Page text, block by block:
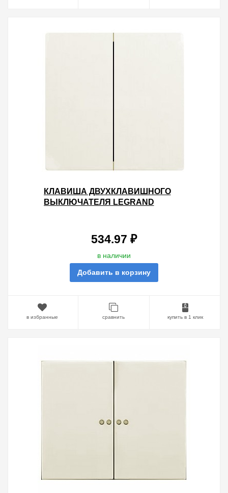
КЛАВИША ДВУХКЛАВИШНОГО
ВЫКЛЮЧАТЕЛЯ LEGRAND
534.97 ₽
в наличии
Добавить в корзину
в избранные сравнить купить в 1 клик